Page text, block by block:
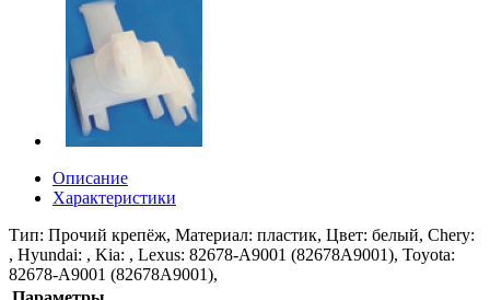
Описание
Характеристики
Тип: Прочий крепёж, Материал: пластик, Цвет: белый, Chery:
, Hyundai: , Kia: , Lexus: 82678-A9001 (82678A9001), Toyota:
82678-A9001 (82678A9001),